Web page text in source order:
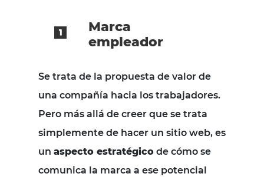
Marca
empleador
Se trata de la propuesta de valor de
una compañía hacia los trabajadores.
Pero más allá de creer que se trata
simplemente de hacer un sitio web, es
un aspecto estratégico de cómo se
comunica la marca a ese potencial